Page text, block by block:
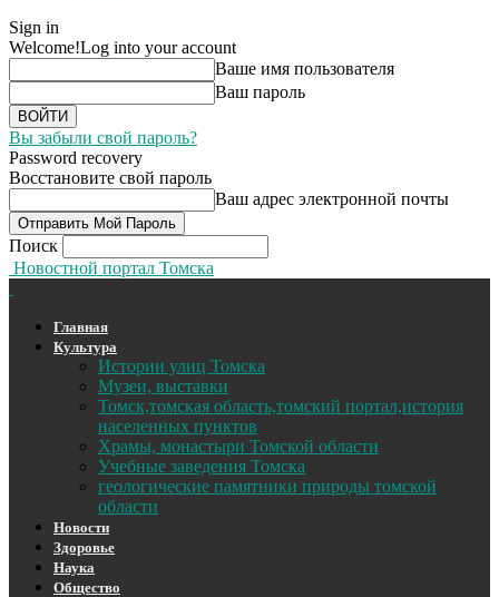
Sign in
Welcome!Log into your account
Ваше имя пользователя
Ваш пароль
Вы забыли свой пароль?
Password recovery
Восстановите свой пароль
Ваш адрес электронной почты
Поиск
Новостной портал Томска
Главная
Культура
Истории улиц Томска
Музеи, выставки
Томск,томская область,томский портал,история
населенных пунктов
Храмы, монастыри Томской области
Учебные заведения Томска
геологические памятники природы томской
области
Новости
Здоровье
Наука
Общество